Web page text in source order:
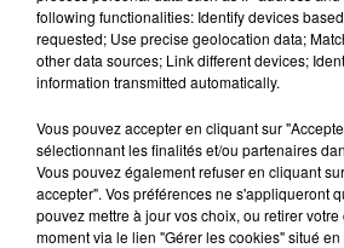
Musique
6 août 2026
Pomme emprunte
« Loups Garous »
following functionalities: Identify devices
requested; Use precise geolocation data;
other data sources; Link different devices;
information transmitted automatically.
Vous pouvez accepter en cliquant sur
sélectionnant les finalités et/ou partenaires
Vous pouvez également refuser en cliquant
accepter". Vos préférences ne s'appliqueront
pouvez mettre à jour vos choix, ou retirer
moment via le lien "Gérer les cookies" situé